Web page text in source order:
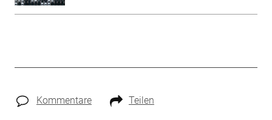
Kommentare Teilen